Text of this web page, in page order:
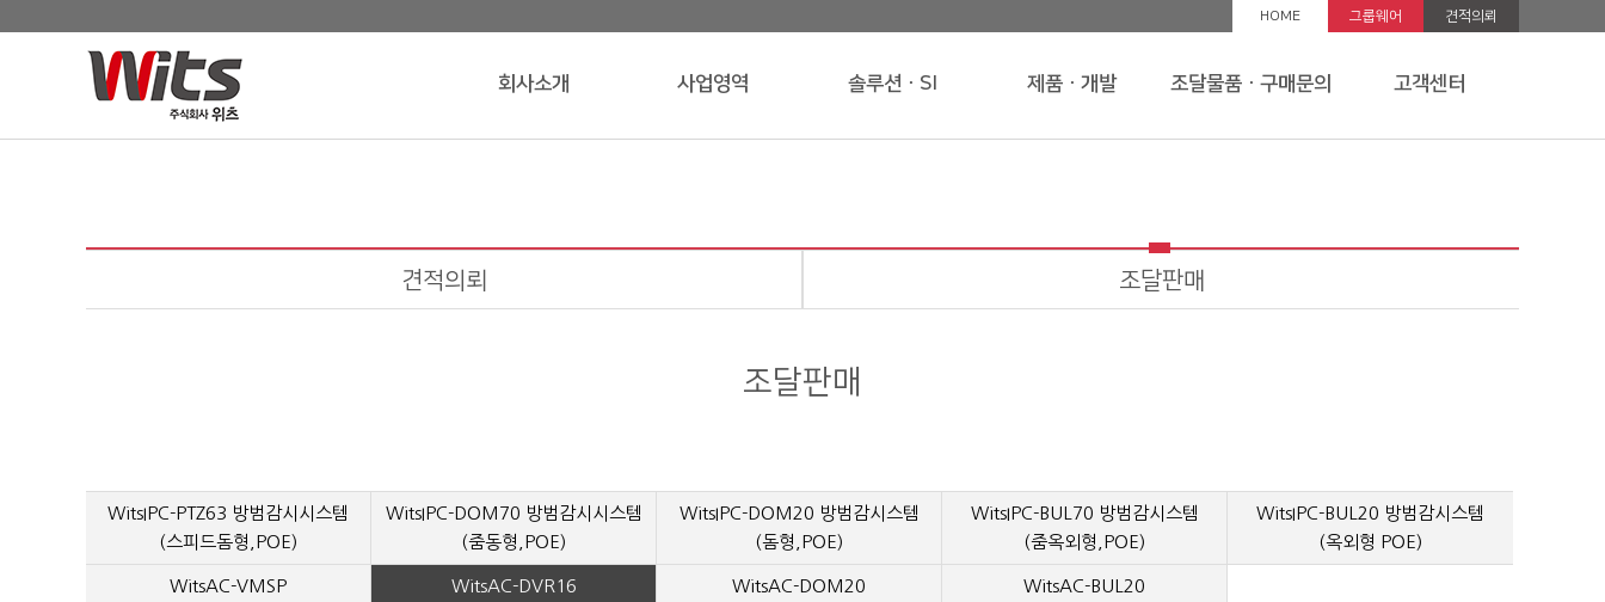
HOME 그룹웨어 견적의뢰
회사소개 사업영역 솔루션ㆍSI 제품ㆍ개발 조달물품ㆍ구매문의 고객센터
견적의뢰 조달판매
조달판매
WitsIPC-PTZ63 방범감시시스템
(스피드돔형,POE)
WitsIPC-DOM70 방범감시시스템
(줌동형,POE)
WitsIPC-DOM20 방범감시스템
(돔형,POE)
WitsIPC-BUL70 방범감시스템
(줌옥외형,POE)
WitsIPC-BUL20 방범감시스템
(옥외형 POE)
WitsAC-VMSP
WitsAC-DVR16
WitsAC-DOM20
WitsAC-BUL20